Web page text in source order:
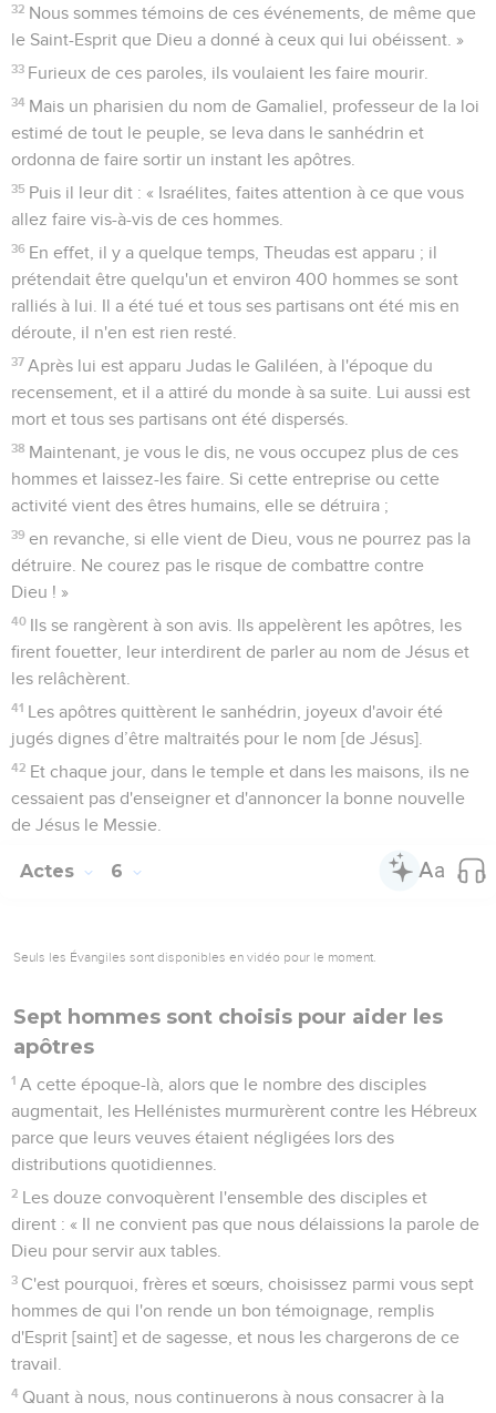
32 Nous sommes témoins de ces événements, de même que
le Saint-Esprit que Dieu a donné à ceux qui lui obéissent. »
33 Furieux de ces paroles, ils voulaient les faire mourir.
34 Mais un pharisien du nom de Gamaliel, professeur de la loi
estimé de tout le peuple, se leva dans le sanhédrin et
ordonna de faire sortir un instant les apôtres.
35 Puis il leur dit : « Israélites, faites attention à ce que vous
allez faire vis-à-vis de ces hommes.
36 En effet, il y a quelque temps, Theudas est apparu ; il
prétendait être quelqu'un et environ 400 hommes se sont
ralliés à lui. Il a été tué et tous ses partisans ont été mis en
déroute, il n'en est rien resté.
37 Après lui est apparu Judas le Galiléen, à l'époque du
recensement, et il a attiré du monde à sa suite. Lui aussi est
mort et tous ses partisans ont été dispersés.
38 Maintenant, je vous le dis, ne vous occupez plus de ces
hommes et laissez-les faire. Si cette entreprise ou cette
activité vient des êtres humains, elle se détruira ;
39 en revanche, si elle vient de Dieu, vous ne pourrez pas la
détruire. Ne courez pas le risque de combattre contre
Dieu ! »
40 Ils se rangèrent à son avis. Ils appelèrent les apôtres, les
firent fouetter, leur interdirent de parler au nom de Jésus et
les relâchèrent.
41 Les apôtres quittèrent le sanhédrin, joyeux d'avoir été
jugés dignes d’être maltraités pour le nom [de Jésus].
42 Et chaque jour, dans le temple et dans les maisons, ils ne
cessaient pas d'enseigner et d'annoncer la bonne nouvelle
de Jésus le Messie.
Actes 6
Seuls les Évangiles sont disponibles en vidéo pour le moment.
Sept hommes sont choisis pour aider les
apôtres
1 A cette époque-là, alors que le nombre des disciples
augmentait, les Hellénistes murmurèrent contre les Hébreux
parce que leurs veuves étaient négligées lors des
distributions quotidiennes.
2 Les douze convoquèrent l'ensemble des disciples et
dirent : « Il ne convient pas que nous délaissions la parole de
Dieu pour servir aux tables.
3 C'est pourquoi, frères et sœurs, choisissez parmi vous sept
hommes de qui l'on rende un bon témoignage, remplis
d'Esprit [saint] et de sagesse, et nous les chargerons de ce
travail.
4 Quant à nous, nous continuerons à nous consacrer à la